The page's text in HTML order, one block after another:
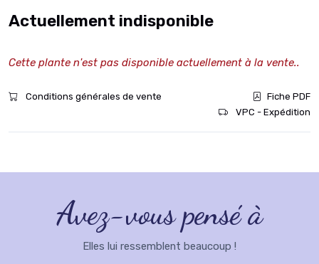
Actuellement indisponible
Cette plante n'est pas disponible actuellement à la vente..
Conditions générales de vente
Fiche PDF
VPC - Expédition
Avez-vous pensé à
Elles lui ressemblent beaucoup !